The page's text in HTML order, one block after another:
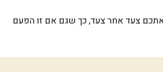
אתכם צעד אחר צעד, כך שגם אם זו הפעם